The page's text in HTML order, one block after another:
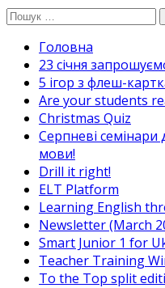
Перейти
вмісту
Пошук:
Головна
23 січня
5 ігор з флеш-
Are your students
Christmas Quiz
Cерпневі семінари
мови!
Drill it right!
ELT Platform
Learning English
Newsletter (March
Smart Junior 1 for
Teacher Training
To the Top split